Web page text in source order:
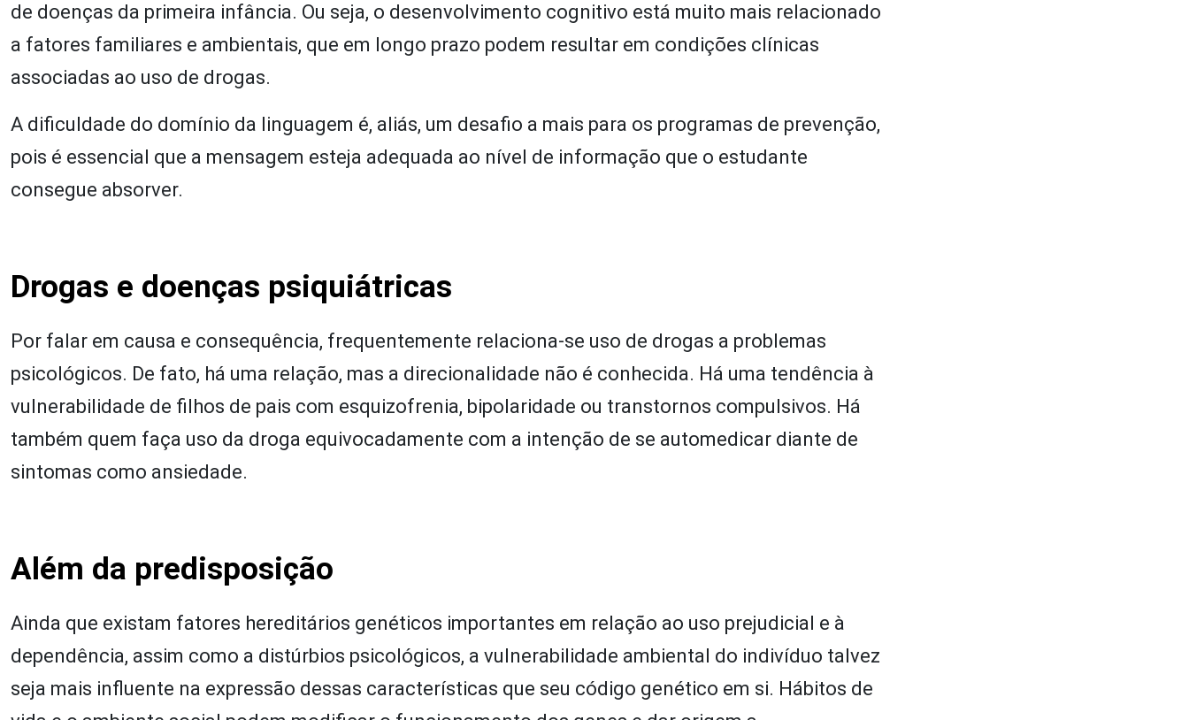
de doenças da primeira infância. Ou seja, o desenvolvimento cognitivo está muito mais relacionado
a fatores familiares e ambientais, que em longo prazo podem resultar em condições clínicas
associadas ao uso de drogas.
A dificuldade do domínio da linguagem é, aliás, um desafio a mais para os programas de prevenção,
pois é essencial que a mensagem esteja adequada ao nível de informação que o estudante
consegue absorver.
Drogas e doenças psiquiátricas
Por falar em causa e consequência, frequentemente relaciona-se uso de drogas a problemas
psicológicos. De fato, há uma relação, mas a direcionalidade não é conhecida. Há uma tendência à
vulnerabilidade de filhos de pais com esquizofrenia, bipolaridade ou transtornos compulsivos. Há
também quem faça uso da droga equivocadamente com a intenção de se automedicar diante de
sintomas como ansiedade.
Além da predisposição
Ainda que existam fatores hereditários genéticos importantes em relação ao uso prejudicial e à
dependência, assim como a distúrbios psicológicos, a vulnerabilidade ambiental do indivíduo talvez
seja mais influente na expressão dessas características que seu código genético em si. Hábitos de